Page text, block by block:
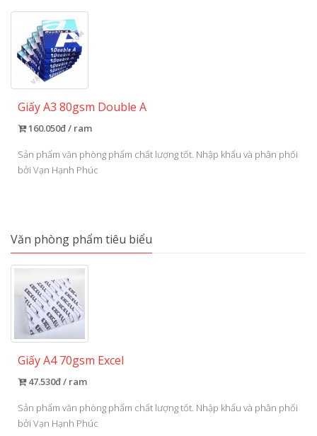
Giấy A3 80gsm Double A
160.050đ / ram
Sản phẩm văn phòng phẩm chất lượng tốt. Nhập khẩu và phân phối
bởi Vạn Hạnh Phúc
Văn phòng phẩm tiêu biểu
Giấy A4 70gsm Excel
47.530đ / ram
Sản phẩm văn phòng phẩm chất lượng tốt. Nhập khẩu và phân phối
bởi Vạn Hạnh Phúc